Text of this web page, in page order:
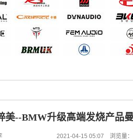
美--BMW升级高端发烧产品
2021-04-15 05:07 浏览量